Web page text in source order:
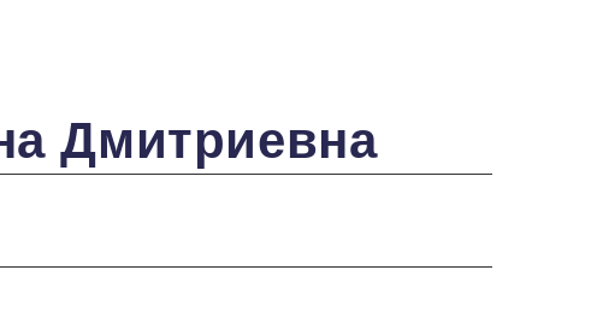
Дмитриевна